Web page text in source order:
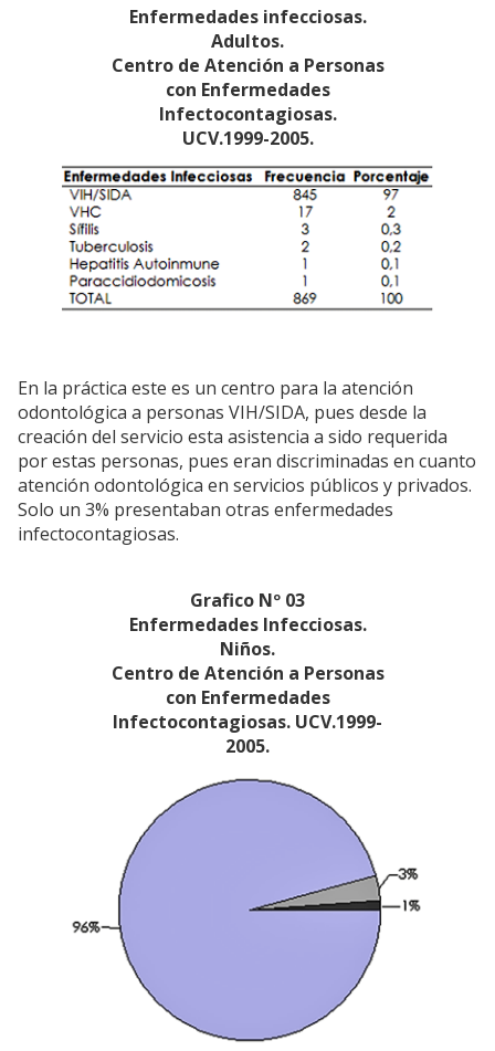
Enfermedades infecciosas.
Adultos.
Centro de Atención a Personas
con Enfermedades
Infectocontagiosas.
UCV.1999-2005.
En la práctica este es un centro para la atención
odontológica a personas VIH/SIDA, pues desde la
creación del servicio esta asistencia a sido requerida
por estas personas, pues eran discriminadas en cuanto
atención odontológica en servicios públicos y privados.
Solo un 3% presentaban otras enfermedades
infectocontagiosas.
Grafico Nº 03
Enfermedades Infecciosas.
Niños.
Centro de Atención a Personas
con Enfermedades
Infectocontagiosas. UCV.1999-
2005.